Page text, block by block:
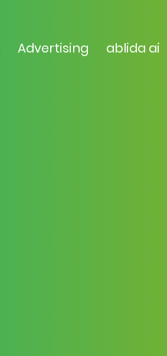
Advertising ablida ai